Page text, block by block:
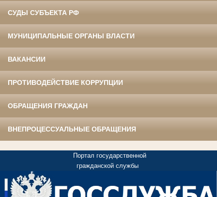
СУДЫ СУБЪЕКТА РФ
МУНИЦИПАЛЬНЫЕ ОРГАНЫ ВЛАСТИ
ВАКАНСИИ
ПРОТИВОДЕЙСТВИЕ КОРРУПЦИИ
ОБРАЩЕНИЯ ГРАЖДАН
ВНЕПРОЦЕССУАЛЬНЫЕ ОБРАЩЕНИЯ
Портал государственной
гражданской службы